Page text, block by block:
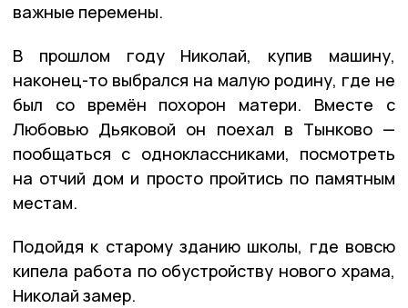
важные перемены.
В прошлом году Николай, купив машину,
наконец-то выбрался на малую родину, где не
был со времён похорон матери. Вместе с
Любовью Дьяковой он поехал в Тынково —
пообщаться с одноклассниками, посмотреть
на отчий дом и просто пройтись по памятным
местам.
Подойдя к старому зданию школы, где вовсю
кипела работа по обустройству нового храма,
Николай замер.